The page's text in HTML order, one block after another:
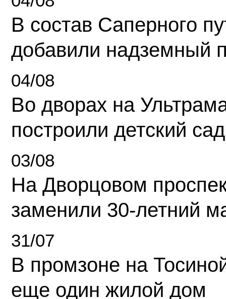
В состав Саперного
добавили надземный
04/08
Во дворах на
построили детский сад
03/08
На Дворцовом
заменили 30-летний
31/07
В промзоне на
еще один жилой дом